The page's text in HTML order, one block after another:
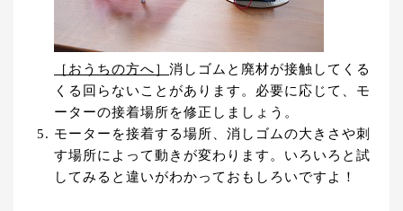
［おうちの方へ］ 消しゴムと廃材が接触してくる
くる回らないことがあります。必要に応じて、モ
ーターの接着場所を修正しましょう。
モーターを接着する場所、消しゴムの大きさや刺
す場所によって動きが変わります。いろいろと試
してみると違いがわかっておもしろいですよ！